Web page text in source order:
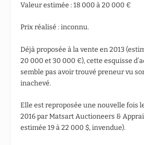
Valeur estimée : 18 000 à 20 000 €
Prix réalisé : inconnu.
Déjà proposée à la vente en 2013
20 000 et 30 000 €), cette esquisse
semble pas avoir trouvé preneur vu
inachevé.
Elle est reproposée une nouvelle fois
2016 par Matsart Auctioneers &
estimée 19 à 22 000 $, invendue).